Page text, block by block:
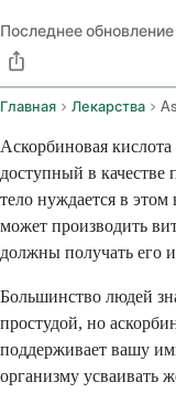
Последнее обновление
Главная Лекарства
Аскорбиновая
доступный в качестве
тело нуждается в
может производить
должны получать его
Большинство людей
простудой, но
поддерживает вашу
организму усваивать